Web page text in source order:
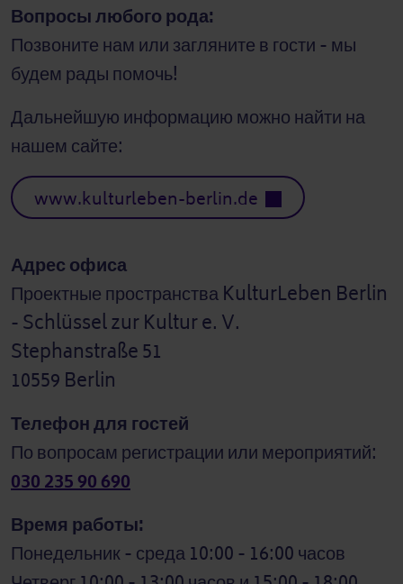
Вопросы любого рода:
Позвоните нам или загляните в гости - мы
будем рады помочь!
Дальнейшую информацию можно найти на
нашем сайте:
www.kulturleben-berlin.de
Адрес офиса
Проектные пространства KulturLeben Berlin
- Schlüssel zur Kultur e. V.
Stephanstraße 51
10559 Berlin
Телефон для гостей
По вопросам регистрации или мероприятий:
030 235 90 690
Время работы:
Понедельник - среда 10:00 - 16:00 часов